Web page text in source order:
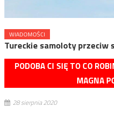
WIADOMOŚCI
Tureckie samoloty przeciw
PODOBA CI SIĘ TO CO
MAGNA
28 sierpnia 2020